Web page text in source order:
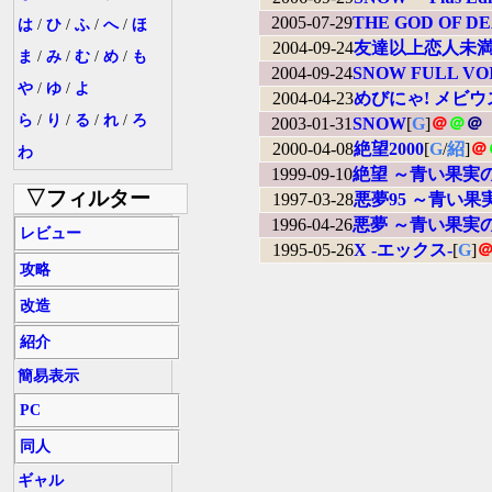
は / ひ / ふ / へ/ ほ
ま / み / む / め / も
や / ゆ / よ
ら / り / る / れ / ろ
わ
▽フィルター
レビュー
攻略
改造
紹介
簡易表示
PC
同人
ギャル
2005-07-29THE GOD OF
2004-09-24友達以上恋人未
2004-09-24SNOW FULL
2004-04-23めびにゃ! メビ
2003-01-31SNOW[G]＠＠＠
2000-04-08絶望2000[G/紹]＠
1999-09-10絶望 ～青い果実
1997-03-28悪夢95 ～青い果
1996-04-26悪夢 ～青い果実
1995-05-26X -エックス-[G]